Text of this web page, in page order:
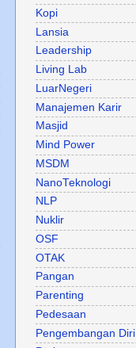
Kopi
Lansia
Leadership
Living Lab
LuarNegeri
Manajemen Karir
Masjid
Mind Power
MSDM
NanoTeknologi
NLP
Nuklir
OSF
OTAK
Pangan
Parenting
Pedesaan
Pengembangan Diri